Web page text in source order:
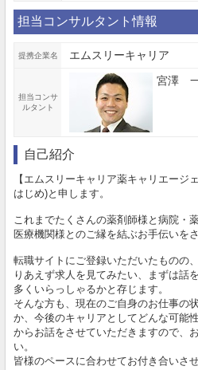
担当コンサルタント情報
提携企業名 エムスリーキャリア
担当コンサ
ルタント
宮澤
自己紹介
【エムスリーキャリア薬キャリエー
はじめ)と申します。
これまでたくさんの薬剤師様と病院・
医療機関様とのご縁を結ぶお手伝いを
転職サイトにご登録いただいたものの
りあえず求人を見てみたい、まずは話
多くいらっしゃるかと存じます。
そんな方も、現在のご自身のお仕事の
か、今後のキャリアとしてどんな可能
からお話をさせていただきますので、
い。
皆様のペースに合わせてお付き合いさ